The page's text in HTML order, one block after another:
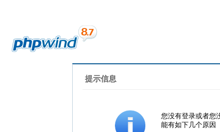
提示信息
您没有登录或者您
能有如下几个原因